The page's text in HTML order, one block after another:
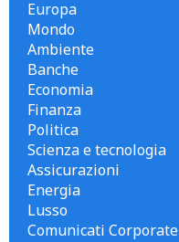
Europa
Mondo
Ambiente
Banche
Economia
Finanza
Politica
Scienza e tecnologia
Assicurazioni
Energia
Lusso
Comunicati Corporate